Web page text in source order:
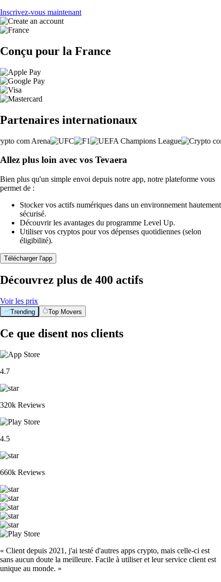
Inscrivez-vous maintenant
Conçu pour la France
Partenaires internationaux
Allez plus loin avec vos Tevaera
Bien plus qu'un simple envoi depuis notre app, notre plateforme vous
permet de :
Stocker vos actifs numériques dans un environnement hautement
sécurisé.
Découvrir les avantages du programme Level Up.
Utiliser vos cryptos pour vos dépenses quotidiennes (selon
éligibilité).
Télécharger l'app
Découvrez plus de 400 actifs
Voir les prix
Trending Top Movers
Ce que disent nos clients
4.7
320k Reviews
4.5
660k Reviews
« Client depuis 2021, j'ai testé d'autres apps crypto, mais celle-ci est
sans aucun doute la meilleure. Facile à utiliser et leur service client est
unique au monde. »